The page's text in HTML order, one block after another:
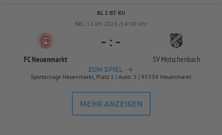
KL 2 BT KU
SO.. 13.09.2026 /14:00 Uhr
FC Neuenmarkt
- : -
SV Motschenbach
ZUM SPIEL
Sportanlage Neuenmarkt, Platz 1 | Austr. 5 | 95339 Neuenmarkt
MEHR ANZEIGEN